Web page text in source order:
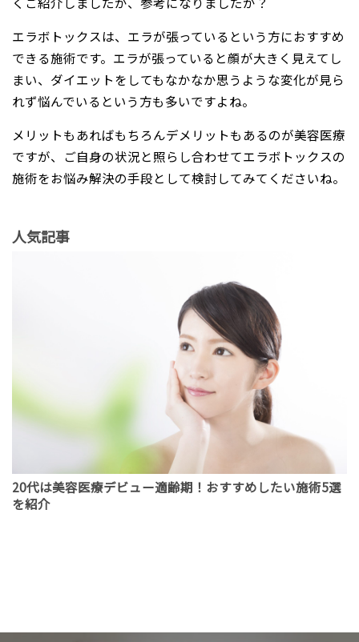
エラボトックスは、エラが張っているという方におすすめ
できる施術です。エラが張っていると顔が大きく見えてし
まい、ダイエットをしてもなかなか思うような変化が見ら
れず悩んでいるという方も多いですよね。
メリットもあればもちろんデメリットもあるのが美容医療
ですが、ご自身の状況と照らし合わせてエラボトックスの
施術をお悩み解決の手段として検討してみてくださいね。
人気記事
20代は美容医療デビュー適齢期！おすすめしたい施術5選
を紹介